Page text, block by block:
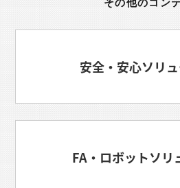
その他のコン
安全・安心ソリ
FA・ロボットソリ